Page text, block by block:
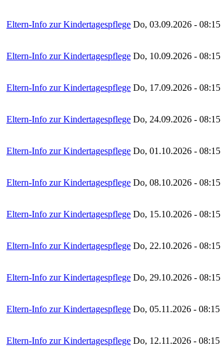
Eltern-Info zur Kindertagespflege Do, 03.09.2026 - 08:15
Eltern-Info zur Kindertagespflege Do, 10.09.2026 - 08:15
Eltern-Info zur Kindertagespflege Do, 17.09.2026 - 08:15
Eltern-Info zur Kindertagespflege Do, 24.09.2026 - 08:15
Eltern-Info zur Kindertagespflege Do, 01.10.2026 - 08:15
Eltern-Info zur Kindertagespflege Do, 08.10.2026 - 08:15
Eltern-Info zur Kindertagespflege Do, 15.10.2026 - 08:15
Eltern-Info zur Kindertagespflege Do, 22.10.2026 - 08:15
Eltern-Info zur Kindertagespflege Do, 29.10.2026 - 08:15
Eltern-Info zur Kindertagespflege Do, 05.11.2026 - 08:15
Eltern-Info zur Kindertagespflege Do, 12.11.2026 - 08:15